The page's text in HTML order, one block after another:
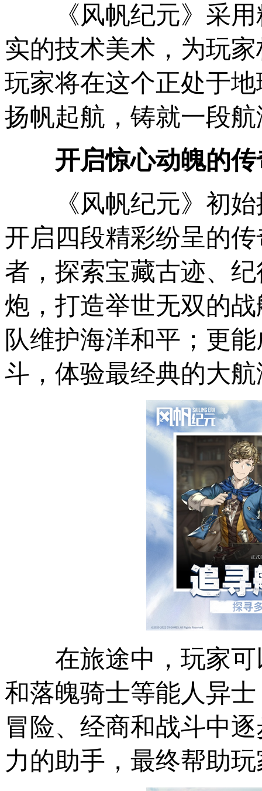
《风帆纪元》采
实的技术美术，为玩
玩家将在这个正处于
扬帆起航，铸就一段
开启惊心动魄的
《风帆纪元》初
开启四段精彩纷呈的
者，探索宝藏古迹、
炮，打造举世无双的
队维护海洋和平；更
斗，体验最经典的大
在旅途中，玩家
和落魄骑士等能人异
冒险、经商和战斗中
力的助手，最终帮助